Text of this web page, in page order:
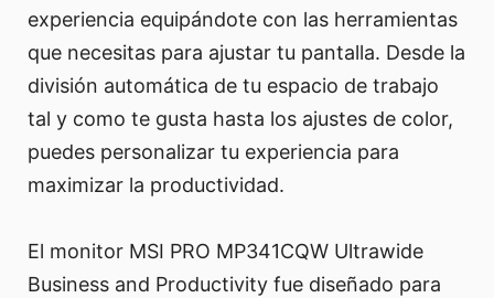
experiencia equipándote con las herramientas
que necesitas para ajustar tu pantalla. Desde la
división automática de tu espacio de trabajo
tal y como te gusta hasta los ajustes de color,
puedes personalizar tu experiencia para
maximizar la productividad.
El monitor MSI PRO MP341CQW Ultrawide
Business and Productivity fue diseñado para